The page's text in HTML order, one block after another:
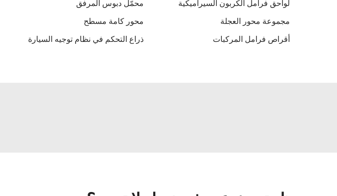
لواحق فرامل الكربون السيراميكية محمّل دبوس المرفق
مجموعة محور العجلة
محور كامة مسطح
أقراص فرامل المركبات
ذراع التحكم في نظام توجيه السيارة